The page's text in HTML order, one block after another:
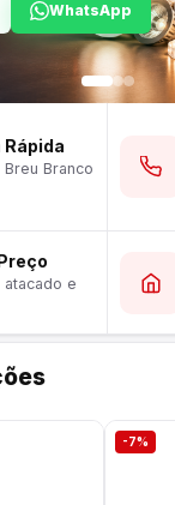
WhatsAppWhatsApp
WhatsApp
Rápida
Breu Branco
e
-7%